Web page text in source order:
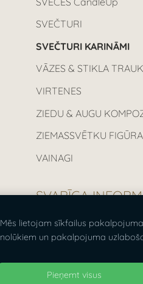
SVEČTURI
SVEČTURI KARINĀMI
VĀZES & STIKLA
VIRTENES
ZIEDU & AUGU
ZIEMASSVĒTKU
VAINAGI
SVARĪGA
Visas cenas norādītas
21%.
Mēs lietojam sīkfailus
nolūkiem un pakalpojuma
Pieņemt visus